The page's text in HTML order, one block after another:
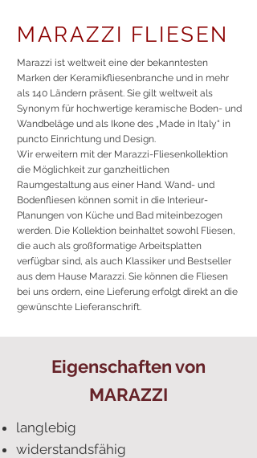
MARAZZI FLIESEN
Marazzi ist weltweit eine der bekanntesten
Marken der Keramikfliesenbranche und in mehr
als 140 Ländern präsent. Sie gilt weltweit als
Synonym für hochwertige keramische Boden- und
Wandbeläge und als Ikone des „Made in Italy“ in
puncto Einrichtung und Design.
Wir erweitern mit der Marazzi-Fliesenkollektion
die Möglichkeit zur ganzheitlichen
Raumgestaltung aus einer Hand. Wand- und
Bodenfliesen können somit in die Interieur-
Planungen von Küche und Bad miteinbezogen
werden. Die Kollektion beinhaltet sowohl Fliesen,
die auch als großformatige Arbeitsplatten
verfügbar sind, als auch Klassiker und Bestseller
aus dem Hause Marazzi. Sie können die Fliesen
bei uns ordern, eine Lieferung erfolgt direkt an die
gewünschte Lieferanschrift.
Eigenschaften von
MARAZZI
langlebig
widerstandsfähig